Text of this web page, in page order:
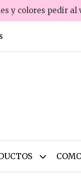
y colores pedir al